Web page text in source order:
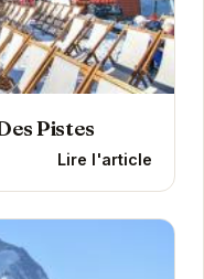
Pistes
Lire l'article